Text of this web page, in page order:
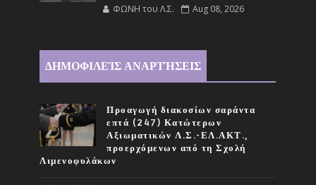
ΦΩΝΗ του Λ.Σ. Aug 08, 2026
ΔΗΜΟΦΙΛΕΊΣ ΑΝΑΡΤΉΣΕΙΣ
Προαγωγή διακοσίων σαράντα
επτά (247) Κατώτερων
Αξιωματικών Λ.Σ.-ΕΛ.ΑΚΤ.,
προερχόμενων από τη Σχολή
Λιμενοφυλάκων